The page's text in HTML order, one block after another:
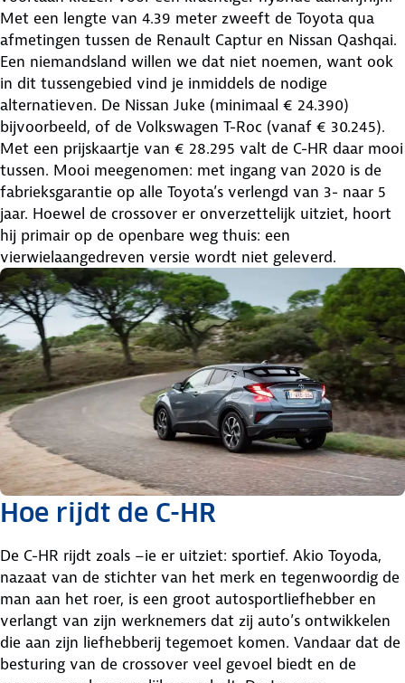
Met een lengte van 4.39 meter zweeft de Toyota qua
afmetingen tussen de Renault Captur en Nissan Qashqai.
Een niemandsland willen we dat niet noemen, want ook
in dit tussengebied vind je inmiddels de nodige
alternatieven. De Nissan Juke (minimaal € 24.390)
bijvoorbeeld, of de Volkswagen T-Roc (vanaf € 30.245).
Met een prijskaartje van € 28.295 valt de C-HR daar mooi
tussen. Mooi meegenomen: met ingang van 2020 is de
fabrieksgarantie op alle Toyota’s verlengd van 3- naar 5
jaar. Hoewel de crossover er onverzettelijk uitziet, hoort
hij primair op de openbare weg thuis: een
vierwielaangedreven versie wordt niet geleverd.
Hoe rijdt de C-HR
De C-HR rijdt zoals –ie er uitziet: sportief. Akio Toyoda,
nazaat van de stichter van het merk en tegenwoordig de
man aan het roer, is een groot autosportliefhebber en
verlangt van zijn werknemers dat zij auto’s ontwikkelen
die aan zijn liefhebberij tegemoet komen. Vandaar dat de
besturing van de crossover veel gevoel biedt en de